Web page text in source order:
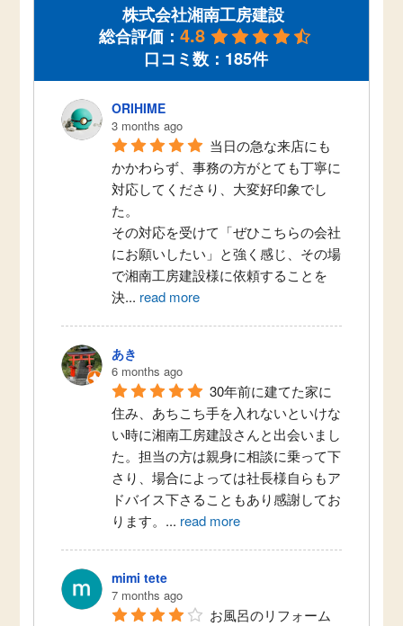
株式会社湘南工房建設
総合評価： 4.8
口コミ数：185件
ORIHIME
3 months ago
当日の急な来店にも
かかわらず、事務の方がとても丁寧に
対応してくださり、大変好印象でし
た。
その対応を受けて「ぜひこちらの会社
にお願いしたい」と強く感じ、その場
で湘南工房建設様に依頼することを
決... read more
あき
6 months ago
30年前に建てた家に
住み、あちこち手を入れないといけな
い時に湘南工房建設さんと出会いまし
た。担当の方は親身に相談に乗って下
さり、場合によっては社長様自らもア
ドバイス下さることもあり感謝してお
ります。 ... read more
mimi tete
7 months ago
お風呂のリフォーム